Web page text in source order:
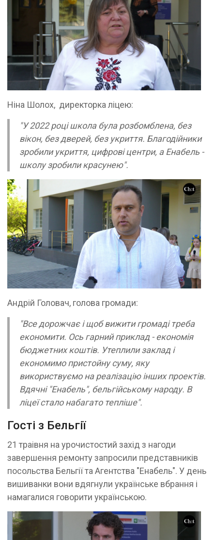
Ніна Шолох, директорка ліцею:
"У 2022 році школа була розбомблена, без
вікон, без дверей, без укриття. Благодійники
зробили укриття, цифрові центри, а Енабель -
школу зробили красунею".
Андрій Головач, голова громади:
"Все дорожчає і щоб вижити громаді треба
економити. Ось гарний приклад - економія
бюджетних коштів. Утеплили заклад і
економимо пристойну суму, яку
використвуємо на реалізацію інших проектів.
Вдячні "Енабель", бельгійському народу. В
ліцеї стало набагато тепліше".
Гості з Бельгії
21 траівня на урочистостий захід з нагоди
завершення ремонту запросили представників
посольства Бельгії та Агентства "Енабель". У день
вишиванки вони вдягнули українське вбрання і
намагалися говорити українською.